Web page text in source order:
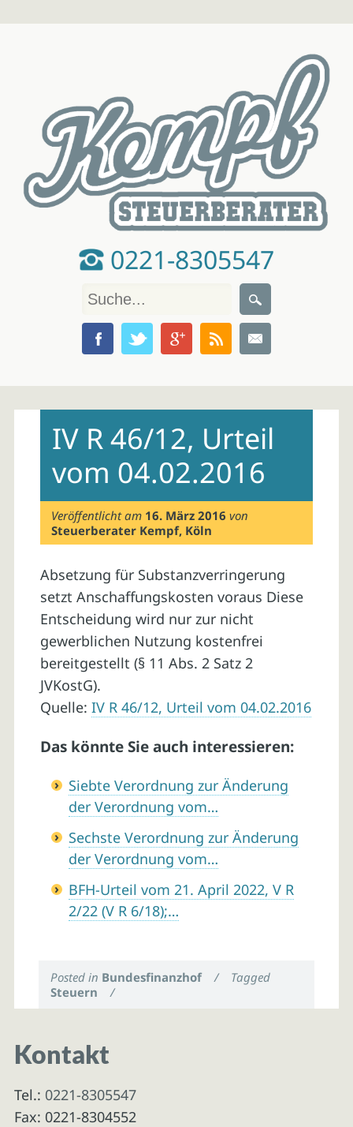
0221-8305547
contentIV R 46/12, Urteil
vom 04.02.2016
Veröffentlicht am 16. März 2016 von
Steuerberater Kempf, Köln
Absetzung für Substanzverringerung
setzt Anschaffungskosten voraus Diese
Entscheidung wird nur zur nicht
gewerblichen Nutzung kostenfrei
bereitgestellt (§ 11 Abs. 2 Satz 2
JVKostG).
Quelle: IV R 46/12, Urteil vom 04.02.2016
Das könnte Sie auch interessieren:
Siebte Verordnung zur Änderung
der Verordnung vom…
Sechste Verordnung zur Änderung
der Verordnung vom…
BFH-Urteil vom 21. April 2022, V R
2/22 (V R 6/18);…
Posted in Bundesfinanzhof /
Tagged
Steuern
/
Kontakt
Tel.: 0221-8305547
Fax: 0221-8304552